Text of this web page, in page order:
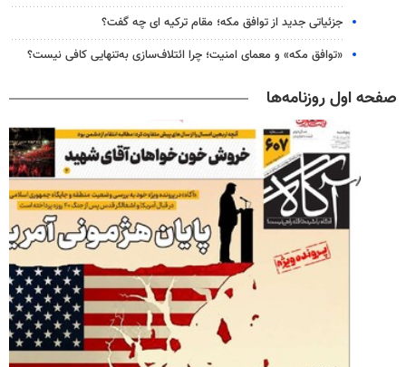
جزئیاتی جدید از توافق مکه؛ مقام ترکیه ای چه گفت؟
«توافق مکه» و معمای امنیت؛ چرا ائتلاف‌سازی به‌تنهایی کافی نیست؟
صفحه اول روزنامه‌ها